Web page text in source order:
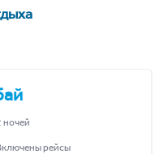
ночей
рейсы